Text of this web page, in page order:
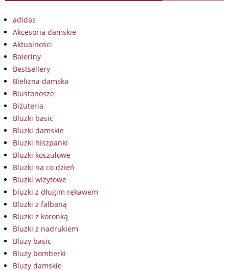
adidas
Akcesoria damskie
Aktualności
Baleriny
Bestsellery
Bielizna damska
Biustonosze
Biżuteria
Bluzki basic
Bluzki damskie
Bluzki hiszpanki
Bluzki koszulowe
Bluzki na co dzień
Bluzki wizytowe
bluzki z długim rękawem
Bluzki z falbaną
Bluzki z koronką
Bluzki z nadrukiem
Bluzy basic
Bluzy bomberki
Bluzy damskie